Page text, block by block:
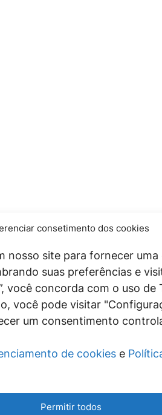
consetimento dos cookies
nosso site para fornecer uma
suas preferências e
você concorda com o uso de
você pode visitar
um consentimento
de cookies e
Permitir todos